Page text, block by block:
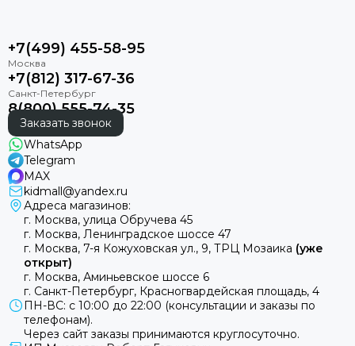
+7(499) 455-58-95
+7(812) 317-67-36
8(800) 555-74-35
Заказать звонок
WhatsApp
Telegram
MAX
kidmall@yandex.ru
Адреса магазинов:
г. Москва, улица Обручева 45
г. Москва, Ленинградское шоссе 47
г. Москва, 7-я Кожуховская ул., 9, ТРЦ Мозаика (уже
открыт)
г. Москва, Аминьевское шоссе 6
г. Санкт-Петербург, Красногвардейская площадь, 4
ПН-ВС: с 10:00 до 22:00 (консультации и заказы по
телефонам).
Через сайт заказы принимаются круглосуточно.